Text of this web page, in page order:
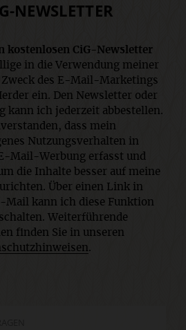
NEWSLETTER
kostenlosen CiG-Newsletter
in die Verwendung meiner
des E-Mail-Marketings
ein. Den Newsletter oder
kann ich jederzeit abbestellen.
dass mein
Nutzungsverhalten in
Mail-Werbung erfasst und
die Inhalte besser auf meine
Über einen Link in
Mail kann ich diese Funktion
Weiterführende
finden Sie in unseren
.